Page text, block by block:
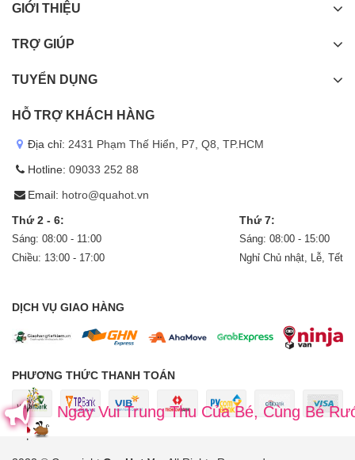
GIỚI THIỆU
TRỢ GIÚP
TUYỂN DỤNG
HỖ TRỢ KHÁCH HÀNG
Địa chỉ: 2431 Phạm Thế Hiển, P7, Q8, TP.HCM
Hotline: 09033 252 88
Email: hotro@quahot.vn
Thứ 2 - 6:
Sáng: 08:00 - 11:00
Chiều: 13:00 - 17:00
Thứ 7:
Sáng: 08:00 - 15:00
Nghỉ Chủ nhật, Lễ, Tết
DỊCH VỤ GIAO HÀNG
PHƯƠNG THỨC THANH TOÁN
Vui Trung Thu Của Bé, Cùng Bé Rước Đèn